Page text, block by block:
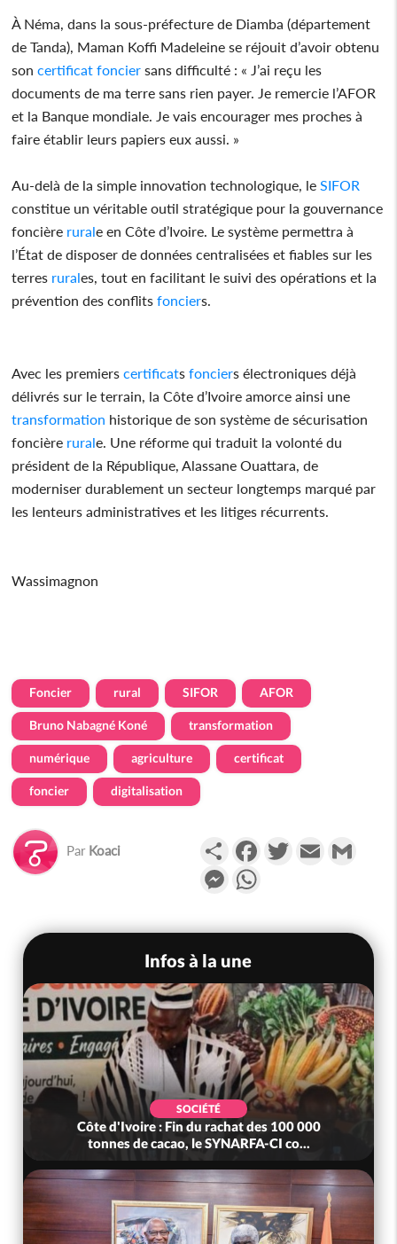
À Néma, dans la sous-préfecture de Diamba (département
de Tanda), Maman Koffi Madeleine se réjouit d’avoir obtenu
son certificat foncier sans difficulté : « J’ai reçu les
documents de ma terre sans rien payer. Je remercie l’AFOR
et la Banque mondiale. Je vais encourager mes proches à
faire établir leurs papiers eux aussi. »
Au-delà de la simple innovation technologique, le SIFOR
constitue un véritable outil stratégique pour la gouvernance
foncière rurale en Côte d’Ivoire. Le système permettra à
l’État de disposer de données centralisées et fiables sur les
terres rurales, tout en facilitant le suivi des opérations et la
prévention des conflits fonciers.
Avec les premiers certificats fonciers électroniques déjà
délivrés sur le terrain, la Côte d’Ivoire amorce ainsi une
transformation historique de son système de sécurisation
foncière rurale. Une réforme qui traduit la volonté du
président de la République, Alassane Ouattara, de
moderniser durablement un secteur longtemps marqué par
les lenteurs administratives et les litiges récurrents.
Wassimagnon
Foncier rural SIFOR AFOR
Bruno Nabagné Koné transformation
numérique agriculture certificat
foncier digitalisation
Par Koaci PartagerFacebookTwitterEmail
Messenger
Infos à la une
SOCIÉTÉ
: Fin du rachat des 100 000
cacao, le SYNARFA-CI co...
Côte d'Ivoire :